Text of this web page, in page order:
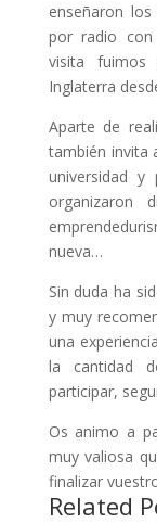
enseñaron
por radio
visita
Inglaterra
Aparte de
también invita
universidad
organizaron
nueva…
Sin duda ha
y muy
una
la cantidad
participar,
Os animo a
muy valiosa
finalizar
Related